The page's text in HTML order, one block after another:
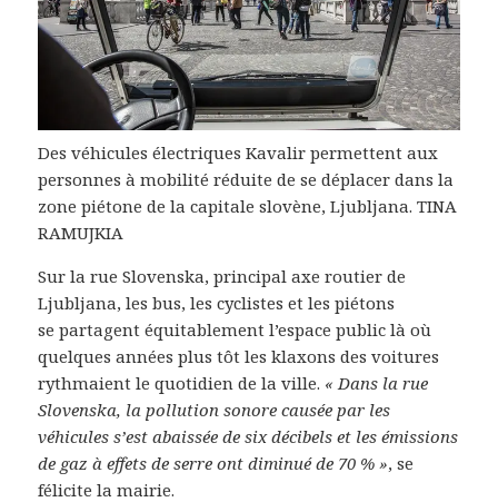
Des véhicules électriques Kavalir permettent aux
personnes à mobilité réduite de se déplacer dans la
zone piétone de la capitale slovène, Ljubljana. TINA
RAMUJKIA
Sur la rue Slovenska, principal axe routier de
Ljubljana, les bus, les cyclistes et les piétons
se partagent équitablement l’espace public là où
quelques années plus tôt les klaxons des voitures
rythmaient le quotidien de la ville. « Dans la rue
Slovenska, la pollution sonore causée par les
véhicules s’est abaissée de six décibels et les émissions
de gaz à effets de serre ont diminué de 70 % », se
félicite la mairie.